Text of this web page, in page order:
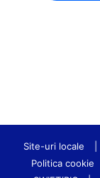
Site-uri locale
Politica cookie